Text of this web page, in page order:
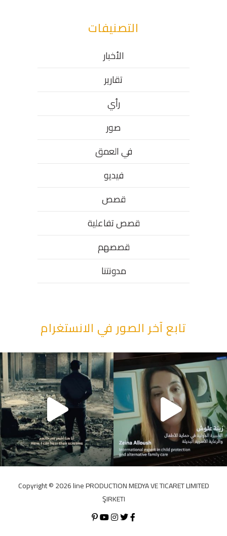
التصنيفات
الأخبار
تقارير
رأي
صور
في العمق
فيديو
قصص
قصص تفاعلية
قصصهم
مدونتنا
تابع آخر الصور في الانستغرام
"قصرنا كتير بحقهم" يقول أبو
Copyright ©️ 2026 line PRODUCTION MEDYA VE TICARET LIMITED
ŞIRKETI